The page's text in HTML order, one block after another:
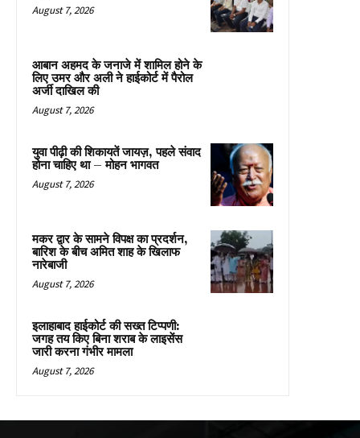
August 7, 2026
आबान अहमद के जनाजे में शामिल होने के
लिए उमर और अली ने हाईकोर्ट में पैरोल
अर्जी दाखिल की
August 7, 2026
युवा पीढ़ी की शिकायतें जायज़, पहले संवाद
होना चाहिए था – मोहन भागवत
August 7, 2026
मकर द्वार के सामने विपक्ष का प्रदर्शन,
बारिश के बीच अमित शाह के खिलाफ
नारेबाजी
August 7, 2026
इलाहाबाद हाईकोर्ट की सख्त टिप्पणी:
जगह तय किए बिना शराब के लाइसेंस
जारी करना गंभीर मामला
August 7, 2026